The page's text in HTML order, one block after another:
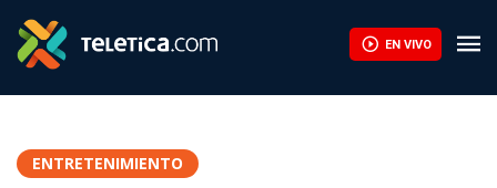
EN VIVO
ENTRETENIMIENTO